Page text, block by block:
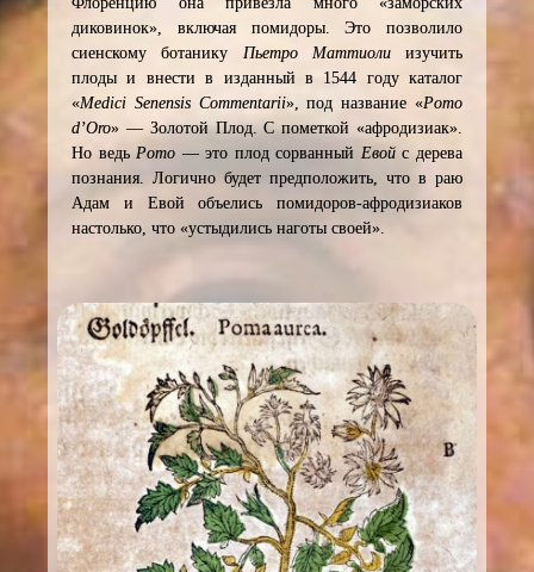
диковинок», включая помидоры. Это позволило
сиенскому ботанику Пьетро Маттиолиизучить
плоды и внести в изданный в 1544 году каталог
«Medici Senensis Commentarii», под название «Pomo
d’Oro» — Золотой Плод. С пометкой «афродизиак».
Но ведьPomo — это плод сорванный Евойс дерева
познания. Логично будет предположить, что в раю
Адам и Евой объелись помидоров-афродизиаков
настолько, что «устыдились наготы своей».